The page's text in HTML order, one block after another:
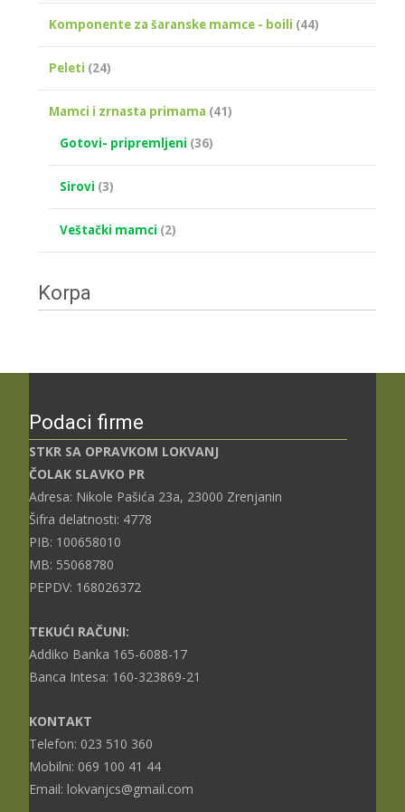
Komponente za šaranske mamce - boili (44)
Peleti (24)
Mamci i zrnasta primama (41)
Gotovi- pripremljeni (36)
Sirovi (3)
Veštački mamci (2)
Korpa
Podaci firme
STKR SA OPRAVKOM LOKVANJ
ČOLAK SLAVKO PR
Adresa: Nikole Pašića 23a, 23000 Zrenjanin
Šifra delatnosti: 4778
PIB: 100658010
MB: 55068780
PEPDV: 168026372
TEKUĆI RAČUNI:
Addiko Banka 165-6088-17
Banca Intesa: 160-323869-21
KONTAKT
Telefon: 023 510 360
Mobilni: 069 100 41 44
Email: lokvanjcs@gmail.com